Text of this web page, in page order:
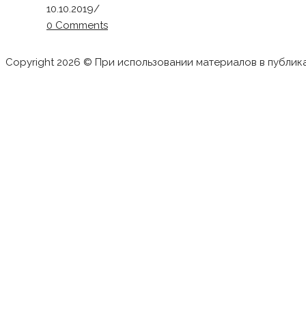
10.10.2019/
0 Comments
Copyright 2026 © При использовании материалов в